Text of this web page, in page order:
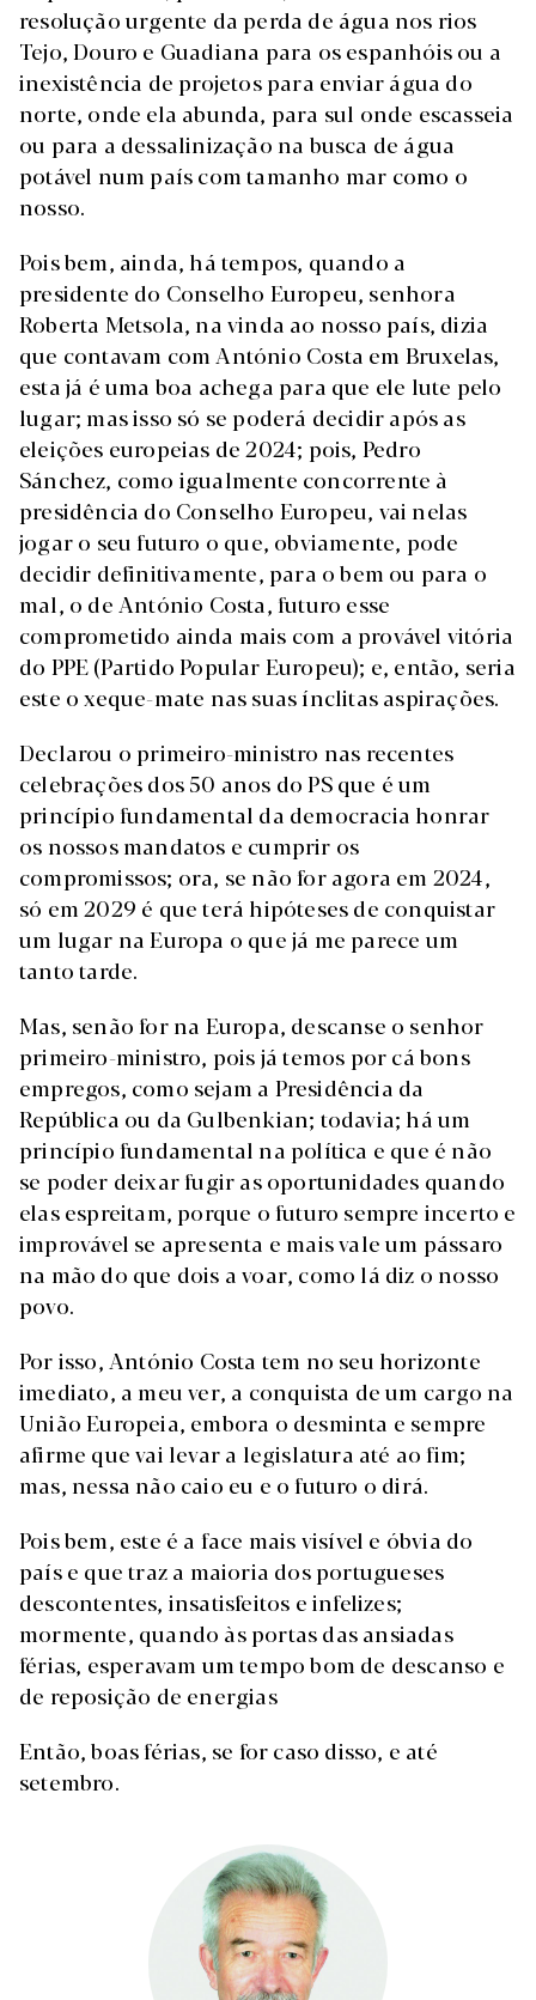
resolução urgente da perda de água nos rios
Tejo, Douro e Guadiana para os espanhóis ou a
inexistência de projetos para enviar água do
norte, onde ela abunda, para sul onde escasseia
ou para a dessalinização na busca de água
potável num país com tamanho mar como o
nosso.
Pois bem, ainda, há tempos, quando a
presidente do Conselho Europeu, senhora
Roberta Metsola, na vinda ao nosso país, dizia
que contavam com António Costa em Bruxelas,
esta já é uma boa achega para que ele lute pelo
lugar; mas isso só se poderá decidir após as
eleições europeias de 2024; pois, Pedro
Sánchez, como igualmente concorrente à
presidência do Conselho Europeu, vai nelas
jogar o seu futuro o que, obviamente, pode
decidir definitivamente, para o bem ou para o
mal, o de António Costa, futuro esse
comprometido ainda mais com a provável vitória
do PPE (Partido Popular Europeu); e, então, seria
este o xeque-mate nas suas ínclitas aspirações.
Declarou o primeiro-ministro nas recentes
celebrações dos 50 anos do PS que é um
princípio fundamental da democracia honrar
os nossos mandatos e cumprir os
compromissos; ora, se não for agora em 2024,
só em 2029 é que terá hipóteses de conquistar
um lugar na Europa o que já me parece um
tanto tarde.
Mas, senão for na Europa, descanse o senhor
primeiro-ministro, pois já temos por cá bons
empregos, como sejam a Presidência da
República ou da Gulbenkian; todavia; há um
princípio fundamental na política e que é não
se poder deixar fugir as oportunidades quando
elas espreitam, porque o futuro sempre incerto e
improvável se apresenta e mais vale um pássaro
na mão do que dois a voar, como lá diz o nosso
povo.
Por isso, António Costa tem no seu horizonte
imediato, a meu ver, a conquista de um cargo na
União Europeia, embora o desminta e sempre
afirme que vai levar a legislatura até ao fim;
mas, nessa não caio eu e o futuro o dirá.
Pois bem, este é a face mais visível e óbvia do
país e que traz a maioria dos portugueses
descontentes, insatisfeitos e infelizes;
mormente, quando às portas das ansiadas
férias, esperavam um tempo bom de descanso e
de reposição de energias
Então, boas férias, se for caso disso, e até
setembro.